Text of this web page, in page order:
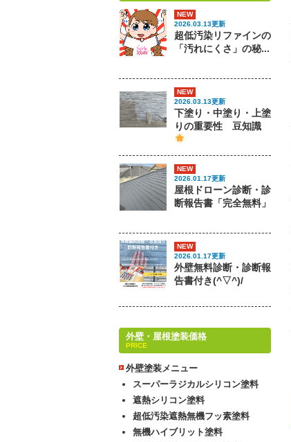
NEW
2026.03.13更新
超低汚染リファインの
「汚れにくさ」の秘...
NEW
2026.03.13更新
下塗り・中塗り・上塗
りの重要性 豆知識
NEW
2026.01.17更新
屋根ドローン診断・診
断報告書「完全無料」
NEW
2026.01.17更新
外壁無料診断・診断報
告書付き(^▽^)/
外壁・屋根塗装価格
PRICE
外壁塗装メニュー
スーパーラジカルシリコン塗料
遮熱シリコン塗料
超低汚染遮熱無機フッ素塗料
無機ハイブリット塗料